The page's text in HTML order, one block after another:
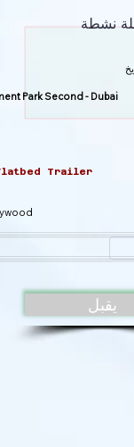
نشطة
يقبل